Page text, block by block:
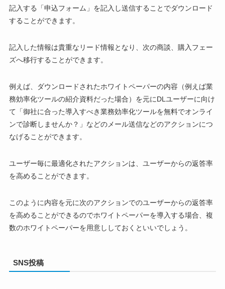
記入する「申込フォーム」を記入し送信することでダウンロード
することができます。
記入した情報は貴重なリード情報となり、次の商談、購入フェー
ズへ移行することができます。
例えば、ダウンロードされたホワイトペーパーの内容（例えば業
務効率化ツールの紹介資料だった場合）を元にDLユーザーに向け
て「御社に合った導入すべき業務効率化ツールを無料でオンライ
ンで診断しませんか？」などのメール送信などのアクションにつ
なげることができます。
ユーザー毎に最適化されたアクションは、ユーザーからの返答率
を高めることができます。
このように内容を元に次のアクションでのユーザーからの返答率
を高めることができるのでホワイトペーパーを導入する場合、複
数のホワイトペーパーを用意ししておくといいでしょう。
SNS投稿